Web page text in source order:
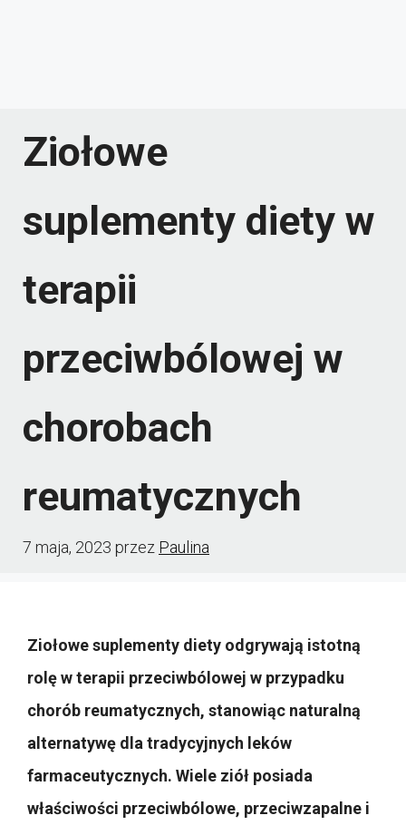
Ziołowe
suplementy diety w
terapii
przeciwbólowej w
chorobach
reumatycznych
7 maja, 2023 przez Paulina
Ziołowe suplementy diety odgrywają istotną
rolę w terapii przeciwbólowej w przypadku
chorób reumatycznych, stanowiąc naturalną
alternatywę dla tradycyjnych leków
farmaceutycznych. Wiele ziół posiada
właściwości przeciwbólowe, przeciwzapalne i